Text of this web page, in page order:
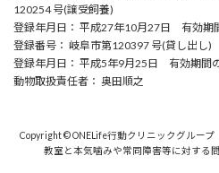
120254 号(譲受飼養)
登録年月日： 平成27年10月27日 有効期
登録番号： 岐阜市第120397 号(貸し出し)
登録年月日： 平成5年9月25日 有効期間
動物取扱責任者： 奥田順之
Copyright © ONELife行動クリニックグルー
教室と本気噛みや常同障害等に対する